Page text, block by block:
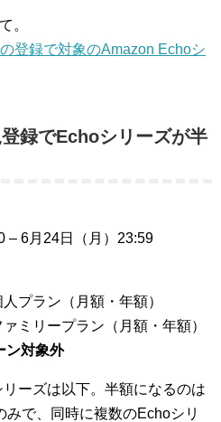
。
登録で対象のAmazon Echoシ
録でEchoシリーズが半
– 6月24日（月）23:59
プラン（月額・年額）
ミリープラン（月額・年額）
ン対象外
ーズは以下。半額になるのは
で、同時に複数のEchoシリ